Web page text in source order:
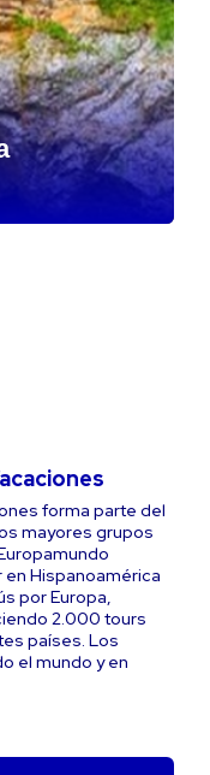
forma parte del
mayores grupos
Hispanoamérica
por Europa,
2.000 tours
países. Los
el mundo y en